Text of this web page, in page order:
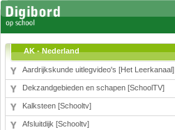
Vakken
Aardrijkskunde
AK - Nederland
Aardrijkskunde uitlegvideo's [Het Leerkanaal]
Dekzandgebieden en schapen [SchoolTV]
Kalksteen [Schooltv]
Afsluitdijk [Schooltv]